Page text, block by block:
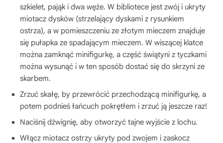
szkielet, pająk i dwa węże. W bibliotece jest zwój i ukryty
miotacz dysków (strzelający dyskami z rysunkiem
ostrza), a w pomieszczeniu ze złotym mieczem znajduje
się pułapka ze spadającym mieczem. W wiszącej klatce
można zamknąć minifigurkę, a część świątyni z tyczkami
można wysunąć i w ten sposób dostać się do skrzyni ze
skarbem.
Zrzuć skałę, by przewrócić przechodzącą minifigurkę, a
potem podnieś łańcuch pokrętłem i zrzuć ją jeszcze raz!
Naciśnij dźwignię, aby otworzyć tajne wyjście z lochu.
Włącz miotacz ostrzy ukryty pod zwojem i zaskocz